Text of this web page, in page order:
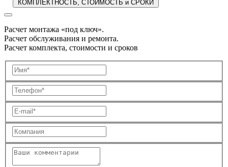
Расчет монтажа «под ключ».
Расчет обслуживания и ремонта.
Расчет комплекта, стоимости и сроков